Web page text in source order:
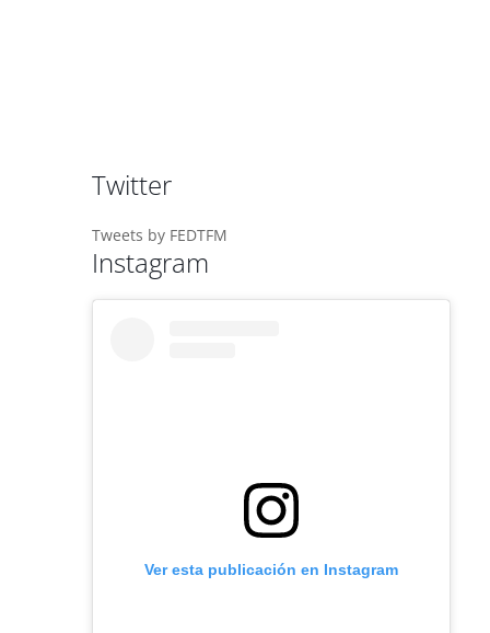
Twitter
Tweets by FEDTFM
Instagram
Ver esta publicación en Instagram